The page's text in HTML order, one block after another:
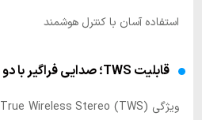
استفاده آسان با کنترل هوشمند
قابلیت TWS؛ صدایی فراگیر با دو اسپیکر